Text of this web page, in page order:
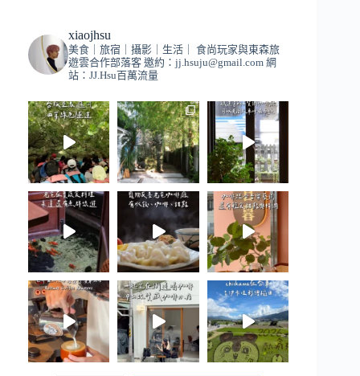
xiaojhsu
美食｜旅宿｜攝影｜生活｜
食尚玩家與東森旅
遊雲合作部落客 邀約： jj.hsuju@gmail.com 網
站：JJ.Hsu百萬流量